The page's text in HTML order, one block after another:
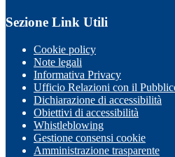
Sezione Link Utili
Cookie policy
Note legali
Informativa Privacy
Ufficio Relazioni con il
Dichiarazione di accessibilità
Obiettivi di accessibilità
Whistleblowing
Gestione consensi cookie
Amministrazione trasparente